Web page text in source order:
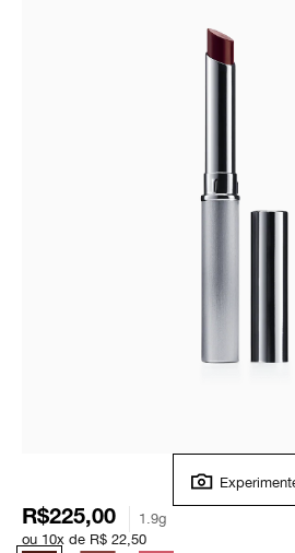
R$225,00
1.9g
ou 10x de R$ 22,50